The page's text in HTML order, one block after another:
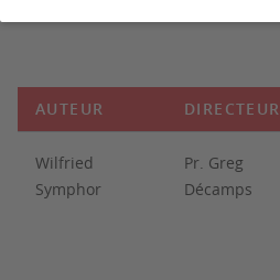
AUTEUR DIRECTEUR
Wilfried
Symphor
Pr. Greg
Décamps